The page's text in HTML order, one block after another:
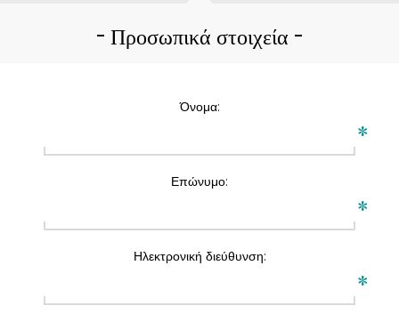
Προσωπικά στοιχεία
Όνομα:
*
Επώνυμο:
*
Ηλεκτρονική διεύθυνση:
*